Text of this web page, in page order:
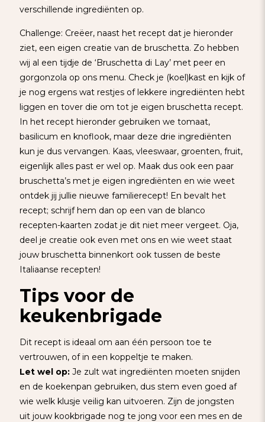
verschillende ingrediënten op.
Challenge: Creëer, naast het recept dat je hieronder
ziet, een eigen creatie van de bruschetta. Zo hebben
wij al een tijdje de ‘Bruschetta di Lay’ met peer en
gorgonzola op ons menu. Check je (koel)kast en kijk of
je nog ergens wat restjes of lekkere ingrediënten hebt
liggen en tover die om tot je eigen bruschetta recept.
In het recept hieronder gebruiken we tomaat,
basilicum en knoflook, maar deze drie ingrediënten
kun je dus vervangen. Kaas, vleeswaar, groenten, fruit,
eigenlijk alles past er wel op. Maak dus ook een paar
bruschetta’s met je eigen ingrediënten en wie weet
ontdek jij jullie nieuwe familierecept! En bevalt het
recept; schrijf hem dan op een van de blanco
recepten-kaarten zodat je dit niet meer vergeet. Oja,
deel je creatie ook even met ons en wie weet staat
jouw bruschetta binnenkort ook tussen de beste
Italiaanse recepten!
Tips voor de
keukenbrigade
Dit recept is ideaal om aan één persoon toe te
vertrouwen, of in een koppeltje te maken.
Let wel op: Je zult wat ingrediënten moeten snijden
en de koekenpan gebruiken, dus stem even goed af
wie welk klusje veilig kan uitvoeren. Zijn de jongsten
uit jouw kookbrigade nog te jong voor een mes en de